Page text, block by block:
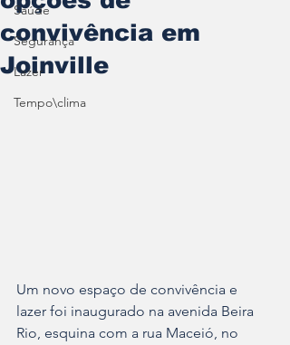
Saúde
Segurança
Lazer
Tempo\clima
convivência em
Joinville
Um novo espaço de convivência e
lazer foi inaugurado na avenida Beira
Rio, esquina com a rua Maceió, no